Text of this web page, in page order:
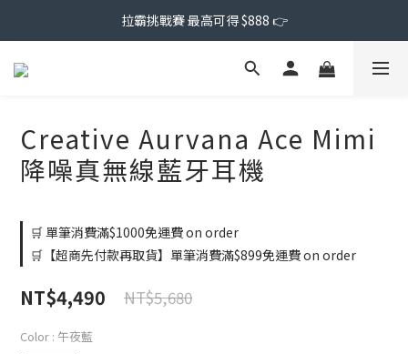
拉霸挑戰賽 最高可得 $888 👉
Creative Aurvana Ace Mimi
降噪真無線藍牙耳機
🛒 單筆消費滿$1000免運費 on order
🛒【超商先付款再取貨】單筆消費滿$899免運費 on order
NT$4,490 NT$5,680
Color : 午夜藍